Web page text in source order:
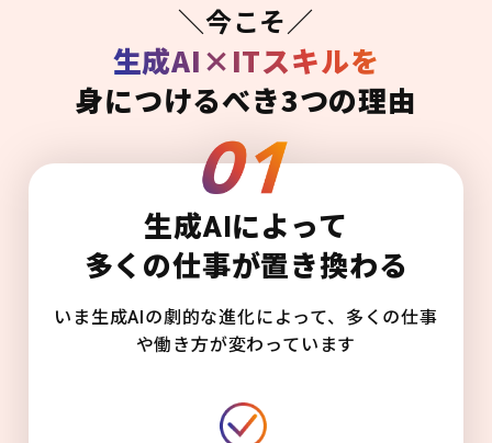
＼今こそ／
生成AI×ITスキルを
身につけるべき3つの理由
生成AIによって
多くの仕事が置き換わる
いま生成AIの劇的な進化によって、多くの仕事
や働き方が変わっています